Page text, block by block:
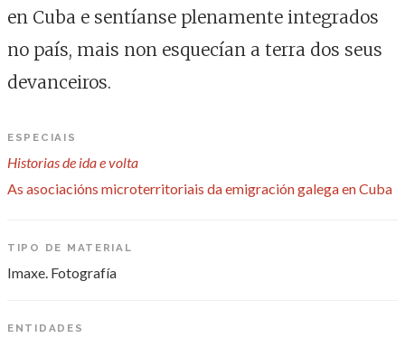
en Cuba e sentíanse plenamente integrados
no país, mais non esquecían a terra dos seus
devanceiros.
ESPECIAIS
Historias de ida e volta
As asociacións microterritoriais da emigración galega en Cuba
TIPO DE MATERIAL
Imaxe. Fotografía
ENTIDADES